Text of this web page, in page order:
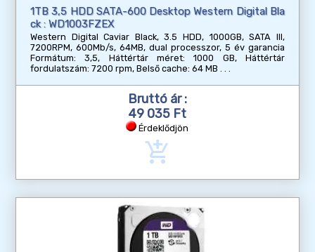
1TB 3,5 HDD SATA-600 Desktop Western Digital Bla
ck : WD1003FZEX
Western Digital Caviar Black, 3.5 HDD, 1000GB, SATA III,
7200RPM, 600Mb/s, 64MB, dual processzor, 5 év garancia
Formátum: 3,5, Háttértár méret: 1000 GB, Háttértár
fordulatszám: 7200 rpm, Belső cache: 64 MB
Bruttó ár :
49 035 Ft
Érdeklődjön
add_shopping_cart